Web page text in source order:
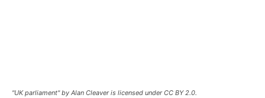
"UK parliament" by Alan Cleaver is licensed under CC BY 2.0.